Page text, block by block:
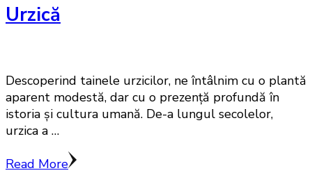
Urzică
Descoperind tainele urzicilor, ne întâlnim cu o plantă
aparent modestă, dar cu o prezență profundă în
istoria și cultura umană. De-a lungul secolelor,
urzica a …
Read More